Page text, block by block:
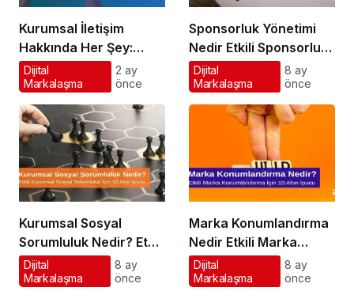
Kurumsal İletişim
Hakkında Her Şey:
Kurumsal İletişim 2.0
Podcast Serisi
Dijital
Markalaşma
2 ay
önce
Sponsorluk Yönetimi
Nedir Etkili Sponsorluk
Yönetimi İçin 10 Altın
İpucu
Dijital
Markalaşma
8 ay
önce
Kurumsal Sosyal
Sorumluluk Nedir? Etkili
Kurumsal Sosyal
Sorumluluk İçin 10 Altın
Dijital
Markalaşma
8 ay
önce
Marka Konumlandırma
Nedir Etkili Marka
Konumlandırma İçin 10
Altın İpucu
Dijital
Markalaşma
8 ay
önce